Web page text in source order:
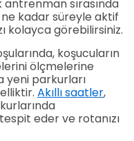
sırasında
kadar süreyle aktif
kolayca görebilirsiniz.
koşucuların
ölçmelerine
yeni parkurları
Akıllı saatler,
eder ve rotanızı